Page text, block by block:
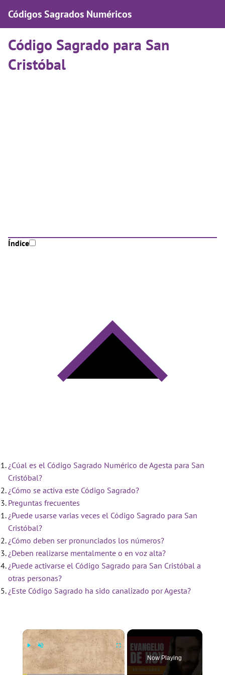
Códigos Sagrados Numéricos
Código Sagrado para San
Cristóbal
Índice
¿Cúal es el Código Sagrado Numérico de Agesta para San
Cristóbal?
¿Cómo se activa este Código Sagrado?
Preguntas frecuentes
¿Puede usarse varias veces el Código Sagrado para San
Cristóbal?
¿Cómo deben ser pronunciados los números?
¿Deben realizarse mentalmente o en voz alta?
¿Puede activarse el Código Sagrado para San Cristóbal a
otras personas?
¿Este Código Sagrado ha sido canalizado por Agesta?
×
Now Playing